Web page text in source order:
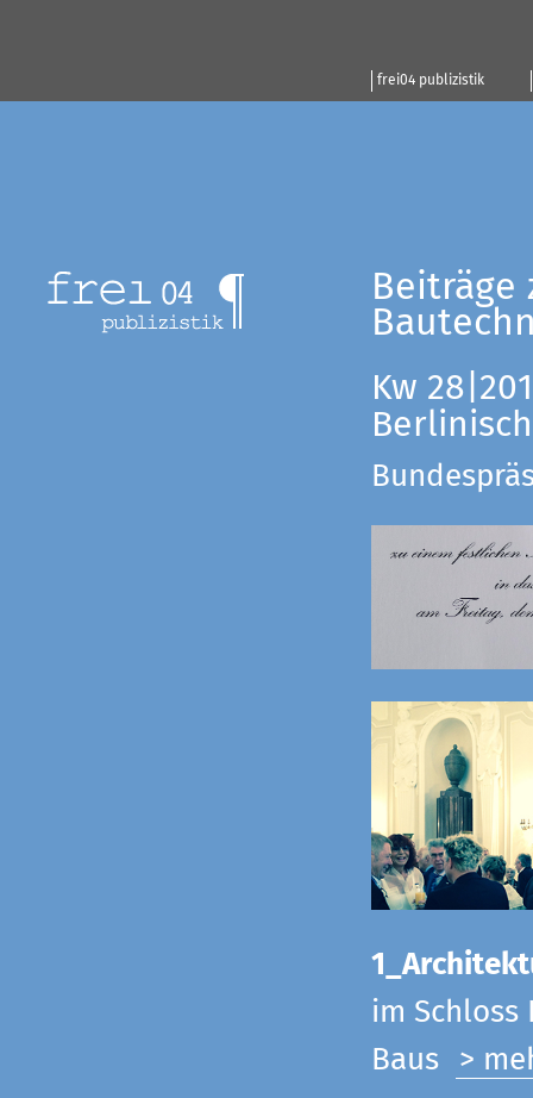
frei04 publizistik
Beiträge
Kw
im Schloss
Baus
>